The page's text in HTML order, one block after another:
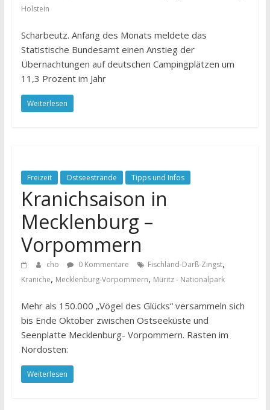
Holstein
Scharbeutz. Anfang des Monats meldete das
Statistische Bundesamt einen Anstieg der
Übernachtungen auf deutschen Campingplätzen um
11,3 Prozent im Jahr
Weiterlesen
Freizeit Ostseestrände Tipps und Infos
Kranichsaison in
Mecklenburg –
Vorpommern
cho 0 Kommentare Fischland-Darß-Zingst,
Kraniche, Mecklenburg-Vorpommern, Müritz - Nationalpark
Mehr als 150.000 „Vögel des Glücks“ versammeln sich
bis Ende Oktober zwischen Ostseeküste und
Seenplatte Mecklenburg- Vorpommern. Rasten im
Nordosten:
Weiterlesen